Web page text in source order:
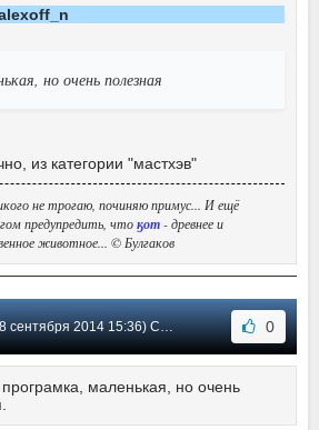
но очень полезная
из категории "мастхэв"
не трогаю, починяю примус... И ещё
предупредить, чтоӄот- древнее и
животное... © Булгаков
2014 15:36) Сообщение #19 0
маленькая, но очень